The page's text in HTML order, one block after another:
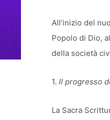
All’inizio del
Popolo di Dio,
della società
1. Il progresso
La Sacra